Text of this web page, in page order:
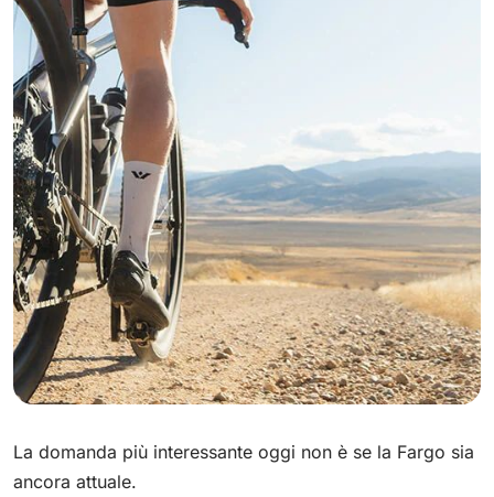
La domanda più interessante oggi non è se la Fargo sia
ancora attuale.